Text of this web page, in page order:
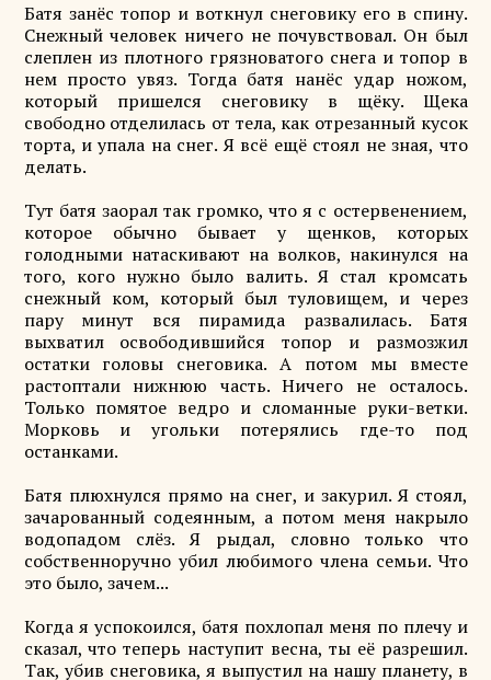
Батя занёс топор и воткнул снеговику его в спину.
Снежный человек ничего не почувствовал. Он был
слеплен из плотного грязноватого снега и топор в
нем просто увяз. Тогда батя нанёс удар ножом,
который пришелся снеговику в щёку. Щека
свободно отделилась от тела, как отрезанный кусок
торта, и упала на снег. Я всё ещё стоял не зная, что
делать.
Тут батя заорал так громко, что я с остервенением,
которое обычно бывает у щенков, которых
голодными натаскивают на волков, накинулся на
того, кого нужно было валить. Я стал кромсать
снежный ком, который был туловищем, и через
пару минут вся пирамида развалилась. Батя
выхватил освободившийся топор и размозжил
остатки головы снеговика. А потом мы вместе
растоптали нижнюю часть. Ничего не осталось.
Только помятое ведро и сломанные руки-ветки.
Морковь и угольки потерялись где-то под
останками.
Батя плюхнулся прямо на снег, и закурил. Я стоял,
зачарованный содеянным, а потом меня накрыло
водопадом слёз. Я рыдал, словно только что
собственноручно убил любимого члена семьи. Что
это было, зачем...
Когда я успокоился, батя похлопал меня по плечу и
сказал, что теперь наступит весна, ты её разрешил.
Так, убив снеговика, я выпустил на нашу планету, в